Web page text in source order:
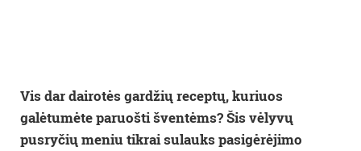
Vis dar dairotės gardžių receptų, kuriuos
galėtumėte paruošti šventėms? Šis vėlyvų
pusryčių meniu tikrai sulauks pasigėrėjimo